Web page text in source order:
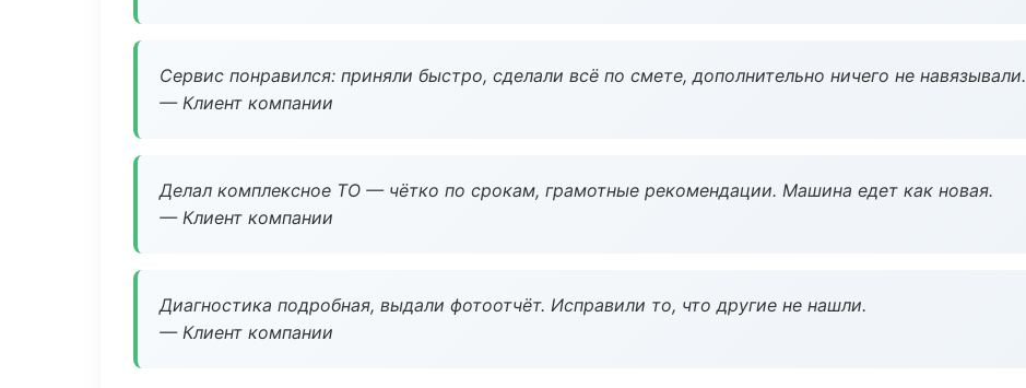
Сервис понравился: приняли быстро, сделали всё по смете, дополнительно ничего не навязывали.
— Клиент компании
Делал комплексное ТО — чётко по срокам, грамотные рекомендации. Машина едет как новая.
— Клиент компании
Диагностика подробная, выдали фотоотчёт. Исправили то, что другие не нашли.
— Клиент компании